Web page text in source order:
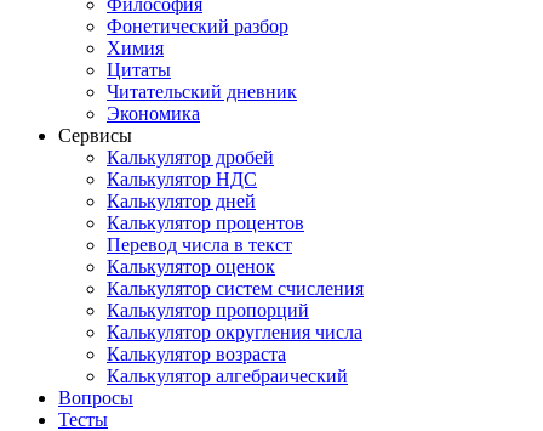
Философия
Фонетический разбор
Химия
Цитаты
Читательский дневник
Экономика
Сервисы
Калькулятор дробей
Калькулятор НДС
Калькулятор дней
Калькулятор процентов
Перевод числа в текст
Калькулятор оценок
Калькулятор систем счисления
Калькулятор пропорций
Калькулятор округления числа
Калькулятор возраста
Калькулятор алгебраический
Вопросы
Тесты